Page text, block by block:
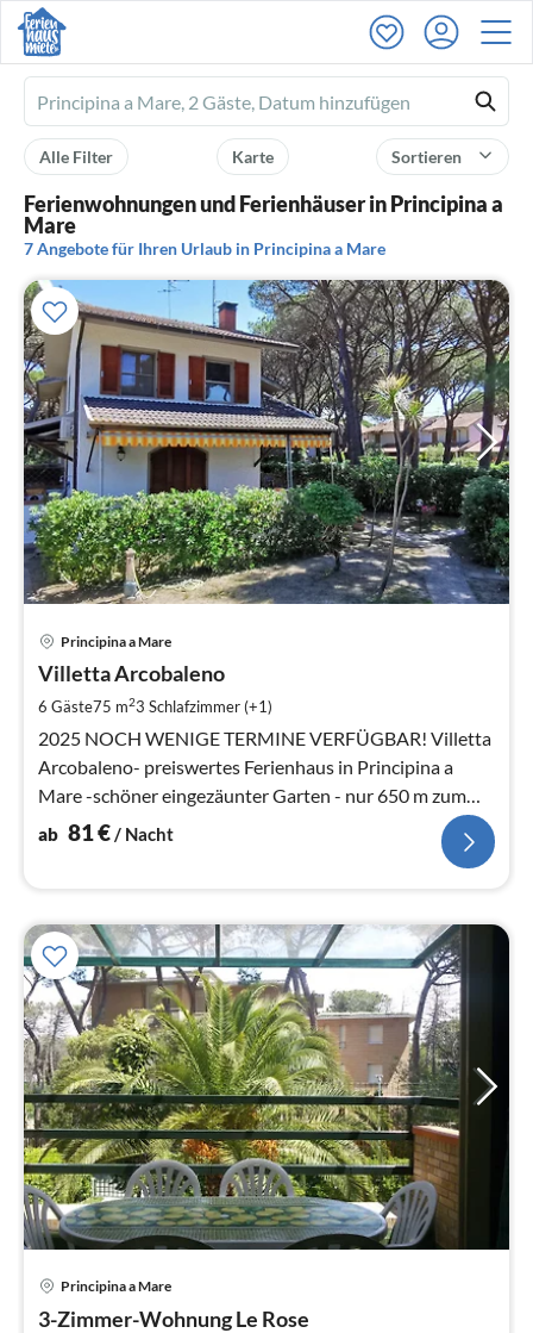
Ferienhausmiete
logo
Sortieren
Karte
Alle Filter
Ferienwohnungen und Ferienhäuser in Principina a
Mare
7 Angebote für Ihren Urlaub in Principina a Mare
Principina a Mare
Villetta Arcobaleno
6 Gäste75 m23 Schlafzimmer (+1)
2025 NOCH WENIGE TERMINE VERFÜGBAR! Villetta
Arcobaleno- preiswertes Ferienhaus in Principina a
Mare -schöner eingezäunter Garten - nur 650 m zum
Strand -
ab 81€/ Nacht
Principina a Mare
3-Zimmer-Wohnung Le Rose